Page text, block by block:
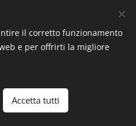
rights reserved Cookies
il corretto funzionamento
e per offrirti la migliore
Accetta tutti